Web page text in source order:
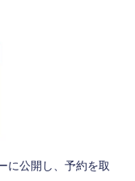
に公開し、予約を取